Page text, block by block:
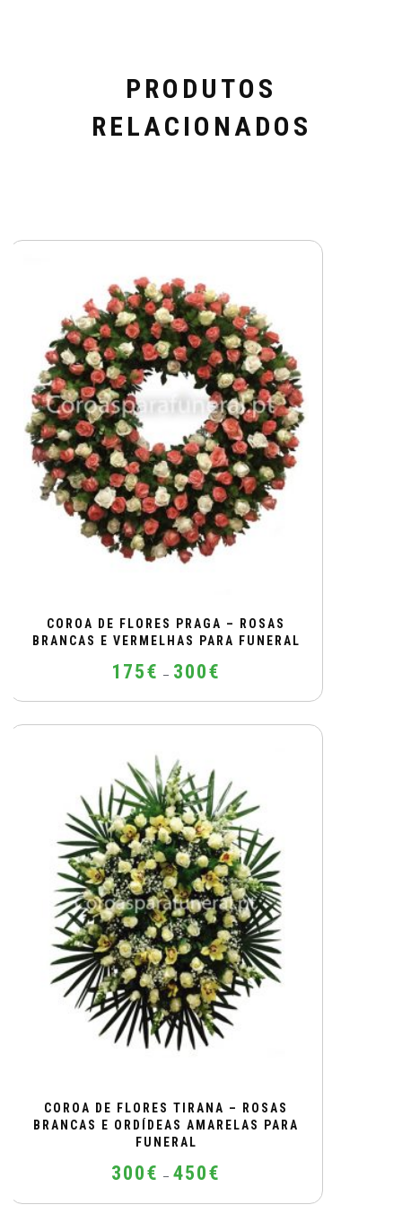
PRODUTOS
RELACIONADOS
COROA DE FLORES PRAGA – ROSAS
BRANCAS E VERMELHAS PARA FUNERAL
175€ – 300€
175€
through
multiple
variants.
The
options
may
be
chosen
on
the
product
page
COROA DE FLORES TIRANA – ROSAS
BRANCAS E ORDÍDEAS AMARELAS PARA
FUNERAL
300€ – 450€